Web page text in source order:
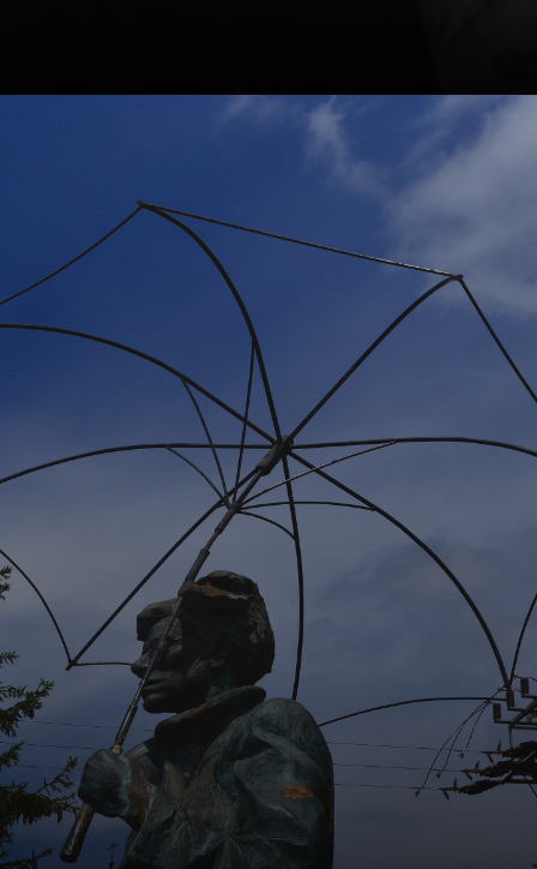
Seine berühmte
Mao-Serie war
eine Reaktion auf
Richard Nixons
Besuch in China
und zeigte
Warhols
politische Seite.